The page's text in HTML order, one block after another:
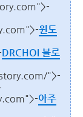
윈도
DRCHOI 블로
">-
아주